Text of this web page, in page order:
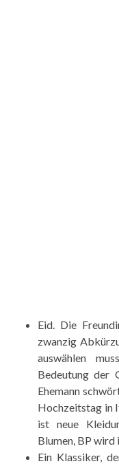
Eid. Die
zwanzig
auswählen
Bedeutung der
Ehemann
Hochzeitstag in
ist neue
Blumen, BP wird
Ein Klassiker,